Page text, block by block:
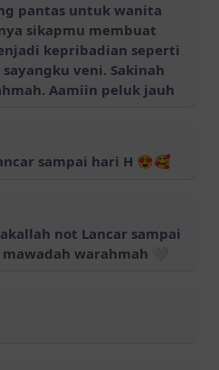
pantas untuk wanita
sikapmu membuat
kepribadian seperti
veni. Sakinah
Aamiin peluk jauh
sampai hari H 😍🥰
not Lancar sampai
warahmah 🤍